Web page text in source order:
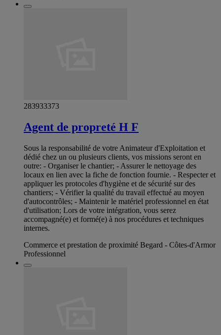
283933373
Agent de propreté H F
Sous la responsabilité de votre Animateur d'Exploitation et
dédié chez un ou plusieurs clients, vos missions seront en
outre: - Organiser le chantier; - Assurer le nettoyage des
locaux en lien avec la fiche de fonction fournie. - Respecter et
appliquer les protocoles d'hygiène et de sécurité sur des
chantiers; - Vérifier la qualité du travail effectué au moyen
d'autocontrôles; - Maintenir le matériel professionnel en état
d'utilisation; Lors de votre intégration, vous serez
accompagné(e) et formé(e) à nos procédures et techniques
internes.
Commerce et prestation de proximité Begard - Côtes-d'Armor
Professionnel